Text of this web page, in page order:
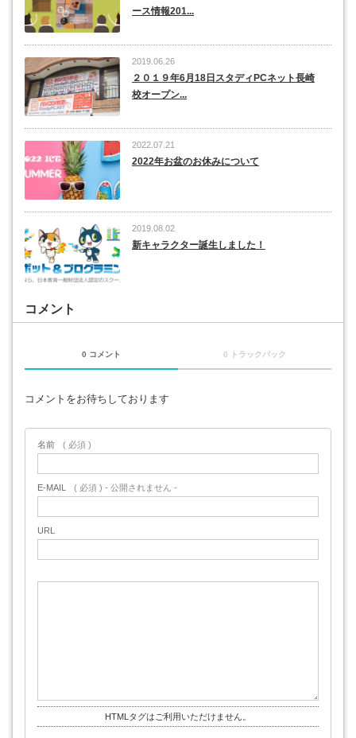
ース情報201...
2019.06.26
２０１９年6月18日スタディPCネット長崎
校オープン...
2022.07.21
2022年お盆のお休みについて
2019.08.02
新キャラクター誕生しました！
コメント
0 コメント 0 トラックバック
コメントをお待ちしております
名前 ( 必須 )
E-MAIL ( 必須 ) - 公開されません -
URL
HTMLタグはご利用いただけません。